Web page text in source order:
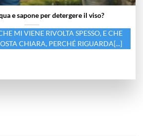
e sapone per detergere il viso?
MI VIENE RIVOLTA SPESSO, E CHE
CHIARA, PERCHÉ RIGUARDA[...]